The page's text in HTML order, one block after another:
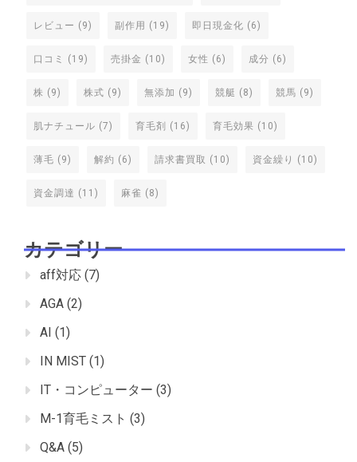
レビュー (9) 副作用 (19) 即日現金化 (6)
口コミ (19) 売掛金 (10) 女性 (6) 成分 (6)
株 (9) 株式 (9) 無添加 (9) 競艇 (8) 競馬 (9)
肌ナチュール (7) 育毛剤 (16) 育毛効果 (10)
薄毛 (9) 解約 (6) 請求書買取 (10) 資金繰り (10)
資金調達 (11) 麻雀 (8)
カテゴリー
aff対応 (7)
AGA (2)
AI (1)
IN MIST (1)
IT・コンピューター (3)
M-1育毛ミスト (3)
Q&A (5)